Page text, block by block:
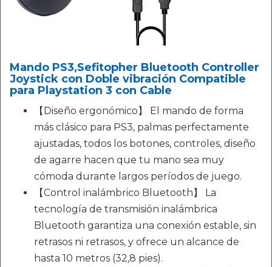
Mando PS3,Sefitopher Bluetooth Controller
Joystick con Doble vibración Compatible
para Playstation 3 con Cable
【Diseño ergonómico】 El mando de forma
más clásico para PS3, palmas perfectamente
ajustadas, todos los botones, controles, diseño
de agarre hacen que tu mano sea muy
cómoda durante largos períodos de juego.
【Control inalámbrico Bluetooth】 La
tecnología de transmisión inalámbrica
Bluetooth garantiza una conexión estable, sin
retrasos ni retrasos, y ofrece un alcance de
hasta 10 metros (32,8 pies).